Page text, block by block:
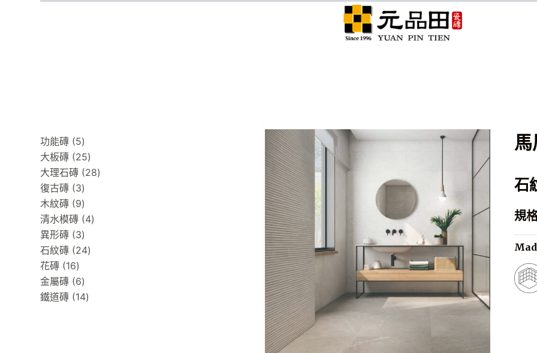
石
規
功能磚 55
products
大板磚 2525
products
大理石磚 2828
復古磚 33
products
木紋磚 99
products
清水模磚 44
異形磚 33
products
石紋磚 2424
花磚 1616
products
金屬磚 66
products
鐵道磚 1414